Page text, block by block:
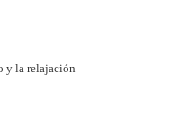
y la relajación